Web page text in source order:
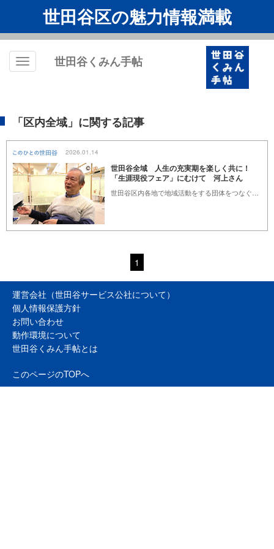
世田谷区の魅力情報満載
Toggle
世田谷くみん手帖
「区内全域」に関する記事
2026.01.14
世田谷全域 人生の充実期を楽しく共に！
「生涯現役フェア」にむけて 河上さん
1
運営会社（世田谷サービス公社について）
個人情報保護方針
お問い合わせ
動作環境について
世田谷くみん手帖とは
このページのTOPへ